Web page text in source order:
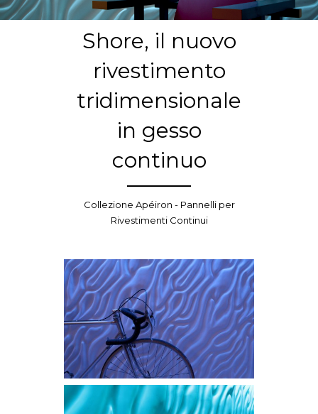
Shore, il nuovo
rivestimento
tridimensionale
in gesso
continuo
Collezione Apéiron - Pannelli per
Rivestimenti Continui